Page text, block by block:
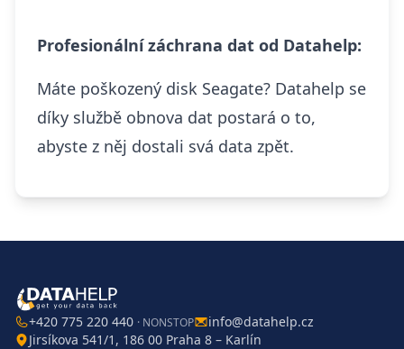
Profesionální záchrana dat od Datahelp:
Máte poškozený disk Seagate? Datahelp se
díky službě obnova dat postará o to,
abyste z něj dostali svá data zpět.
+420 775 220 440 · NONSTOP
info@datahelp.cz
Jirsíkova 541/1, 186 00 Praha 8 – Karlín